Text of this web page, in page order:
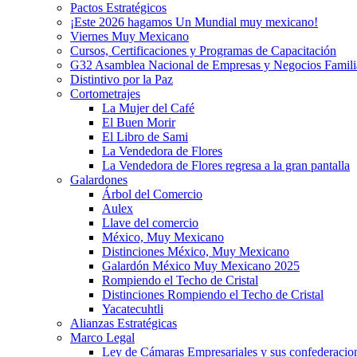
Pactos Estratégicos
¡Este 2026 hagamos Un Mundial muy mexicano!
Viernes Muy Mexicano
Cursos, Certificaciones y Programas de Capacitación
G32 Asamblea Nacional de Empresas y Negocios
Distintivo por la Paz
Cortometrajes
La Mujer del Café
El Buen Morir
El Libro de Sami
La Vendedora de Flores
La Vendedora de Flores regresa a la gran pantalla
Galardones
Árbol del Comercio
Aulex
Llave del comercio
México, Muy Mexicano
Distinciones México, Muy Mexicano
Galardón México Muy Mexicano 2025
Rompiendo el Techo de Cristal
Distinciones Rompiendo el Techo de Cristal
Yacatecuhtli
Alianzas Estratégicas
Marco Legal
Ley de Cámaras Empresariales y sus